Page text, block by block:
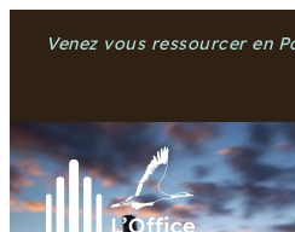
Venez vous ressourcer en